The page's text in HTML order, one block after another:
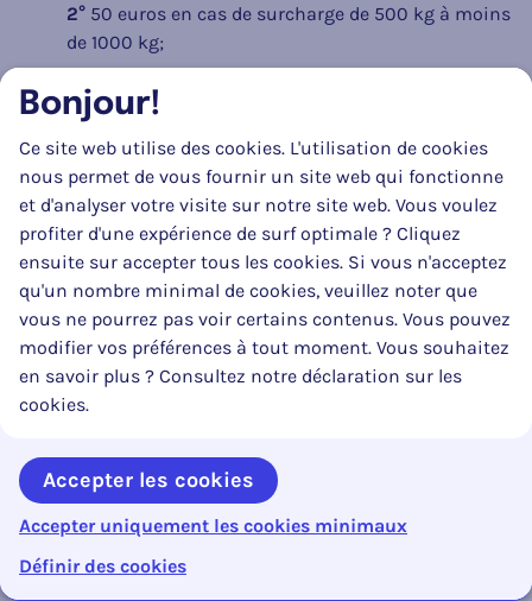
Contenu en cours :
0%
Inhoudsopgave openen
2° 50 euros en cas de surcharge de 500 kg à moins
de 1000 kg;
3°87,5 euros en cas de surcharge de 1000 kg à
moins de 1500 kg;
125 euros en cas de surcharge de 1500 kg à
moins de 2000 kg;
5° 175 euros en cas de surcharge de 2000 kg à
moins de 2500 kg;
6°250 euros en cas de surcharge de 2500 kg à
moins de 3000 kg;
375 euros en cas de surcharge de 3000 kg et
Les montants, visés aux deuxième et troisième alinéas,
sont assujettis à l’augmentation, visée aux dispositions
relatives aux décimes additionnels sur les amendes
pénales.
Bonjour!
Ce site web utilise des cookies. L'utilisation de cookies
nous permet de vous fournir un site web qui fonctionne
et d'analyser votre visite sur notre site web. Vous voulez
profiter d'une expérience de surf optimale ? Cliquez
ensuite sur accepter tous les cookies. Si vous n'acceptez
qu'un nombre minimal de cookies, veuillez noter que
vous ne pourrez pas voir certains contenus. Vous pouvez
modifier vos préférences à tout moment. Vous souhaitez
en savoir plus ? Consultez notre déclaration sur les
cookies.
Accepter les cookies
Accepter uniquement les cookies minimaux
Définir des cookies